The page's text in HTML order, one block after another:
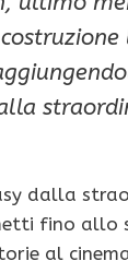
dalla
fino allo
al